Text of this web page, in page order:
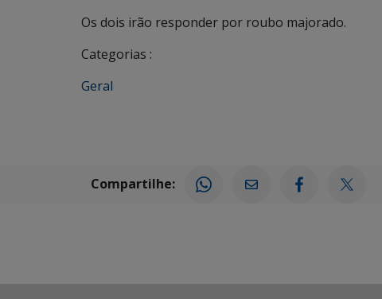
Os dois irão responder por roubo majorado.
Categorias :
Geral
Compartilhe: